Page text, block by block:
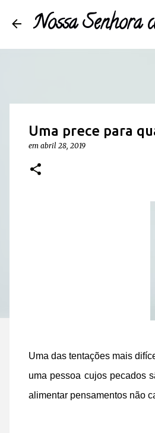
Nossa Senhora
Uma prece para
em abril 28, 2019
Uma das tentações mais
uma pessoa cujos pecados
alimentar pensamentos não